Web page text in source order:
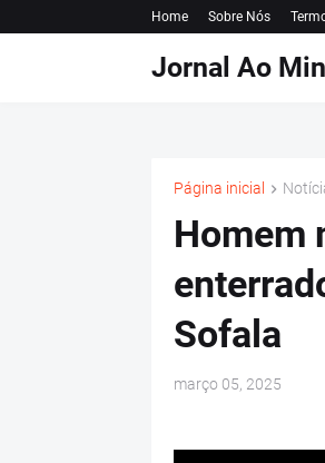
Home Sobre Nós
Jornal Ao
Página inicial
Homem
Sofala
março 05, 2025